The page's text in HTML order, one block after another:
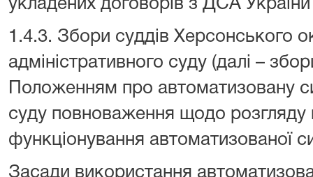
укладених договорів з ДСА
1.4.3. Збори суддів Херсонського
адміністративного суду (далі –
Положенням про автоматизовану
суду повноваження щодо розгляду
функціонування автоматизованої
Засади використання